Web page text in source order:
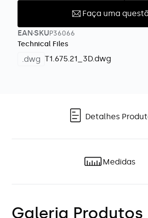
Faça uma
EANSKUSKU:
P36066
Technical Files
.dwg T1.675.21_3D.dwg
Detalhes
Medidas
Galeria Produtos